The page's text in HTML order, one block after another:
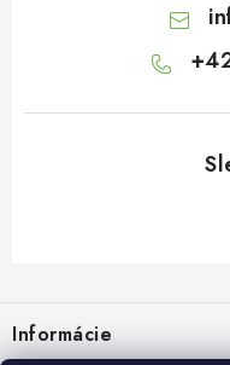
pInformácie